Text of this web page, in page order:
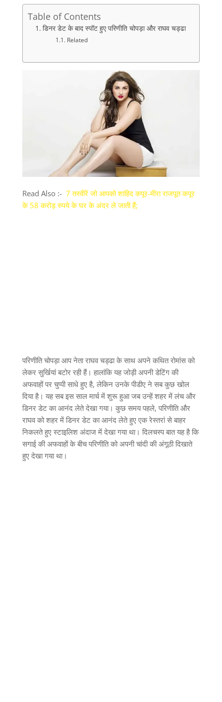
Table of Contents
डिनर डेट के बाद स्पॉट हुए परिणीति चोपड़ा और राघव चड्ढा
Related
Read Also :- 7 तस्वीरें जो आपको शाहिद कपूर-मीरा राजपूत कपूर
के 58 करोड़ रुपये के घर के अंदर ले जाती हैं;
परिणीति चोपड़ा आप नेता राघव चड्ढा के साथ अपने कथित रोमांस को
लेकर सुर्खियां बटोर रही हैं। हालांकि यह जोड़ी अपनी डेटिंग की
अफवाहों पर चुप्पी साधे हुए है, लेकिन उनके पीडीए ने सब कुछ खोल
दिया है। यह सब इस साल मार्च में शुरू हुआ जब उन्हें शहर में लंच और
डिनर डेट का आनंद लेते देखा गया। कुछ समय पहले, परिणीति और
राघव को शहर में डिनर डेट का आनंद लेते हुए एक रेस्तरां से बाहर
निकलते हुए स्टाइलिश अंदाज में देखा गया था। दिलचस्प बात यह है कि
सगाई की अफवाहों के बीच परिणीति को अपनी चांदी की अंगूठी दिखाते
हुए देखा गया था।